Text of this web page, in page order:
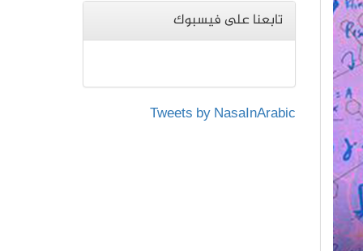
تابعنا على فيسبوك
Tweets by NasaInArabic